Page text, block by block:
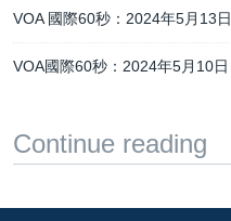
VOA 國際60秒：2024年5月13日
VOA國際60秒：2024年5月10日
Continue reading